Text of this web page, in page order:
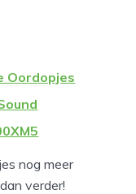
Oordopjes
nog meer
verder!